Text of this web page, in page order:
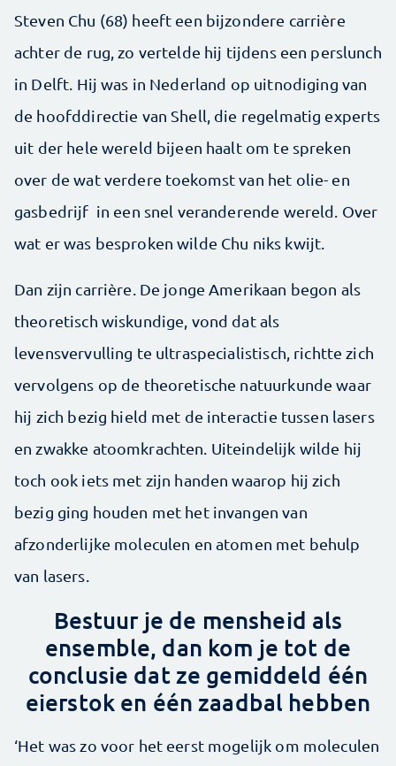
Steven Chu (68) heeft een bijzondere carrière
achter de rug, zo vertelde hij tijdens een perslunch
in Delft. Hij was in Nederland op uitnodiging van
de hoofddirectie van Shell, die regelmatig experts
uit der hele wereld bijeen haalt om te spreken
over de wat verdere toekomst van het olie- en
gasbedrijf in een snel veranderende wereld. Over
wat er was besproken wilde Chu niks kwijt.
Dan zijn carrière. De jonge Amerikaan begon als
theoretisch wiskundige, vond dat als
levensvervulling te ultraspecialistisch, richtte zich
vervolgens op de theoretische natuurkunde waar
hij zich bezig hield met de interactie tussen lasers
en zwakke atoomkrachten. Uiteindelijk wilde hij
toch ook iets met zijn handen waarop hij zich
bezig ging houden met het invangen van
afzonderlijke moleculen en atomen met behulp
van lasers.
Bestuur je de mensheid als
ensemble, dan kom je tot de
conclusie dat ze gemiddeld één
eierstok en één zaadbal hebben
‘Het was zo voor het eerst mogelijk om moleculen